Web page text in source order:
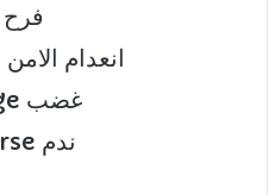
Joy فرح
Insecurity انعدام الامن
Outrage غضب
Remorse ندم